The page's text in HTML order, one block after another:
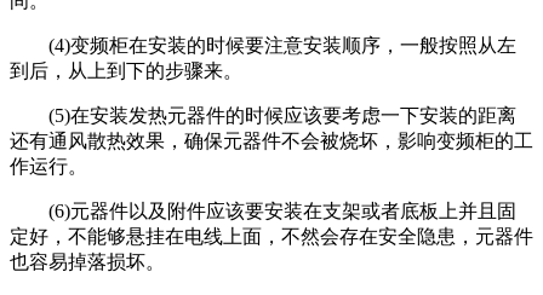
(4)变频柜在安装的时候要注意安装顺序，一般按照从左
到后，从上到下的步骤来。
(5)在安装发热元器件的时候应该要考虑一下安装的距离
还有通风散热效果，确保元器件不会被烧坏，影响变频柜的工
作运行。
(6)元器件以及附件应该要安装在支架或者底板上并且固
定好，不能够悬挂在电线上面，不然会存在安全隐患，元器件
也容易掉落损坏。